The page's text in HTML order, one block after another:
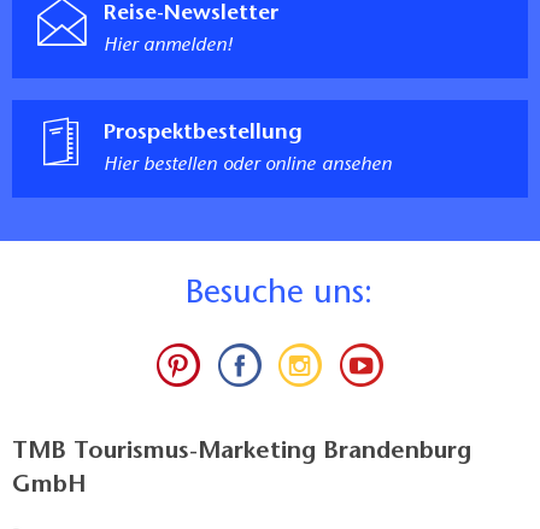
Reise-Newsletter
Hier anmelden!
Prospektbestellung
Hier bestellen oder online ansehen
Besuche uns:
TMB Tourismus-Marketing Brandenburg
GmbH